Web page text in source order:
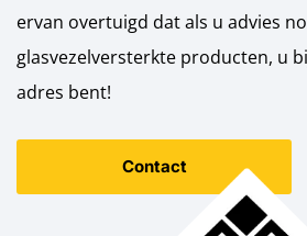
ervan overtuigd dat als u advies
glasvezelversterkte producten, u
adres bent!
Contact